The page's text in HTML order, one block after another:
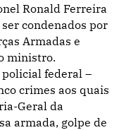
Ronald Ferreira
condenados por
Armadas e
ministro.
federal –
crimes aos quais
Geral da
armada, golpe de